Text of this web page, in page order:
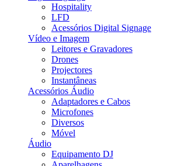
Hospitality
LFD
Acessórios Digital Signage
Vídeo e Imagem
Leitores e Gravadores
Drones
Projectores
Instantâneas
Acessórios Áudio
Adaptadores e Cabos
Microfones
Diversos
Móvel
Áudio
Equipamento DJ